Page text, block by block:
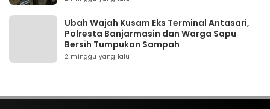
Ubah Wajah Kusam Eks Terminal Antasari,
Polresta Banjarmasin dan Warga Sapu
Bersih Tumpukan Sampah
2 minggu yang lalu